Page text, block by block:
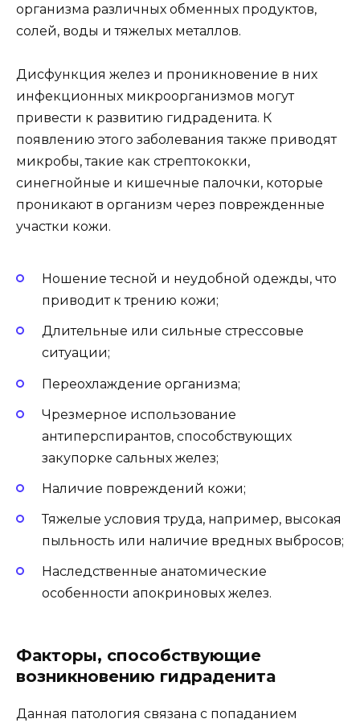
организма различных обменных продуктов,
солей, воды и тяжелых металлов.
Дисфункция желез и проникновение в них
инфекционных микроорганизмов могут
привести к развитию гидраденита. К
появлению этого заболевания также приводят
микробы, такие как стрептококки,
синегнойные и кишечные палочки, которые
проникают в организм через поврежденные
участки кожи.
Ношение тесной и неудобной одежды, что
приводит к трению кожи;
Длительные или сильные стрессовые
ситуации;
Переохлаждение организма;
Чрезмерное использование
антиперспирантов, способствующих
закупорке сальных желез;
Наличие повреждений кожи;
Тяжелые условия труда, например, высокая
пыльность или наличие вредных выбросов;
Наследственные анатомические
особенности апокриновых желез.
Факторы, способствующие
возникновению гидраденита
Данная патология связана с попаданием